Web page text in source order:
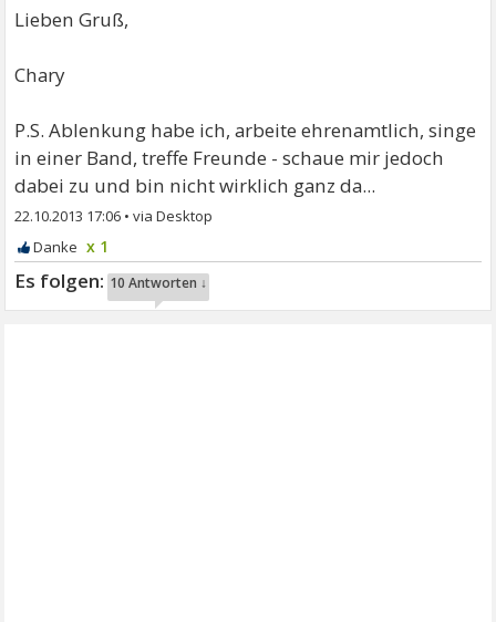
Lieben Gruß,
Chary
P.S. Ablenkung habe ich, arbeite ehrenamtlich, singe
in einer Band, treffe Freunde - schaue mir jedoch
dabei zu und bin nicht wirklich ganz da...
22.10.2013 17:06 •
x 1
10 Antworten ↓